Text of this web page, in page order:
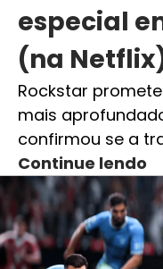
especial
(na
Rockstar
mais
confirmou se a
Continue lendo